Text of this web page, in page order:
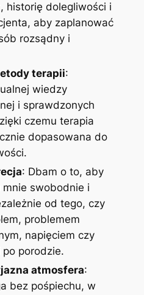
historię dolegliwości i
aby zaplanować
rozsądny i
terapii:
wiedzy
i sprawdzonych
czemu terapia
dopasowana do
: Dbam o to, aby
mnie swobodnie i
od tego, czy
problemem
napięciem czy
porodzie.
atmosfera:
bez pośpiechu, w